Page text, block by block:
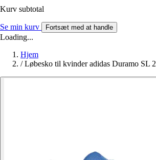
Kurv subtotal
Se min kurv Fortsæt med at handle
Loading...
Hjem
/ Løbesko til kvinder adidas Duramo SL 2